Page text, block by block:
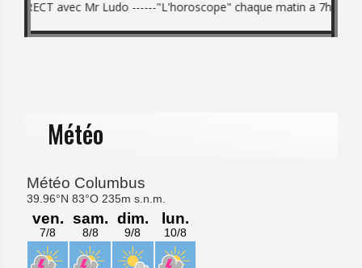
avec Mr Ludo ------"L'horoscope" chaque matin a 7h15 -
Météo